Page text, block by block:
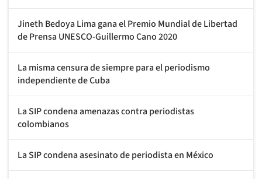
Jineth Bedoya Lima gana el Premio Mundial de Libertad
de Prensa UNESCO-Guillermo Cano 2020
La misma censura de siempre para el periodismo
independiente de Cuba
La SIP condena amenazas contra periodistas
colombianos
La SIP condena asesinato de periodista en México